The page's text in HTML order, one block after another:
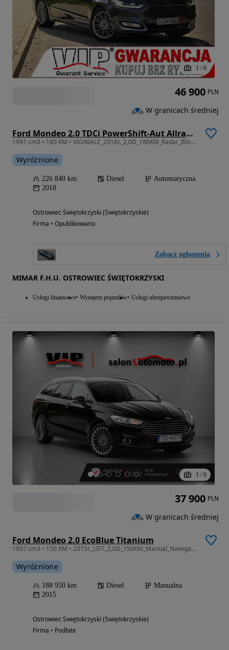
1 / 6
Ford Mondeo 2.0 TDCi PowerShift-Aut Allrad Vignale
1997 cm3 • 180 KM • VIGNIALE_2018r._2,0D_180KM_Radar_Blis_Skóry_Kamera_Xenon_Nawi_FUL
Wyróżnione
226 840 km Diesel
Automatyczna
2018
Ostrowiec Świętokrzyski (Świętokrzyskie)
Firma • Opublikowano
Zobacz ogłoszenia
MIMAR F.H.U. OSTROWIEC ŚWIĘTOKRZYSKI
Usługi finansowe Wynajem pojazdów Usługi ubezpieczeniowe
46 900 PLN
W granicach średniej
1 / 6
Ford Mondeo 2.0 EcoBlue Titanium
1997 cm3 • 150 KM • 2015r._LIFT_2,0D_150KM_Manual_Nawigacja_Gwarancja 12
Wyróżnione
188 950 km Diesel
Manualna
2015
Ostrowiec Świętokrzyski (Świętokrzyskie)
Firma • Podbite
37 900 PLN
W granicach średniej